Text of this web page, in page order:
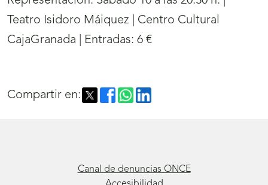
Teatro Isidoro Máiquez | Centro Cultural
CajaGranada | Entradas: 6 €
Compartir en:
Canal de denuncias ONCE